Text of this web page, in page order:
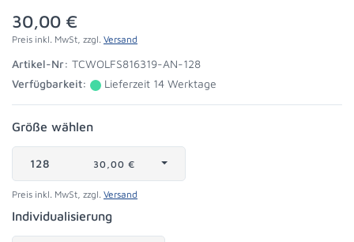
30,00 €
Preis inkl. MwSt, zzgl. Versand
Artikel-Nr: TCWOLFS816319-AN-128
Verfügbarkeit:
Lieferzeit 14 Werktage
Größe wählen
128 30,00 €
Preis inkl. MwSt, zzgl. Versand
Individualisierung